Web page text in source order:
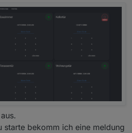
starte bekomm ich eine meldung